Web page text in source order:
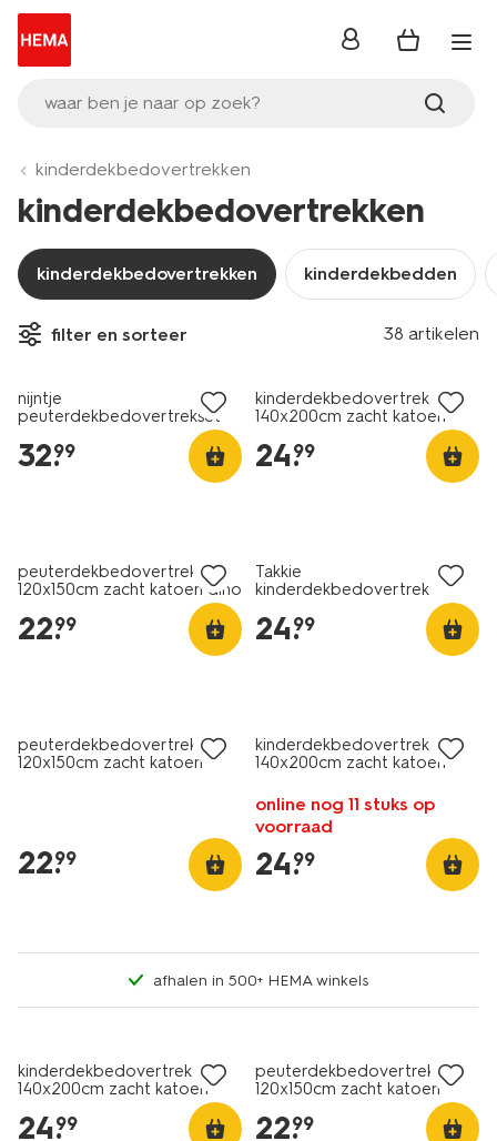
waar ben je naar op zoek?
inloggen
kinderdekbedovertrekken
kinderdekbedovertrekken
kinderdekbedovertrekken kinderdekbedden
filter en sorteer 38 artikelen
nijntje
peuterdekbedovertrekset
120x150cm zacht katoen met
poppenslaapzakje
32.
99
kinderdekbedovertrek
140x200cm zacht katoen
24.
99
peuterdekbedovertrek
120x150cm zacht katoen dino
22.
99
Takkie
kinderdekbedovertrek
140x200cm zacht katoen
24.
99
peuterdekbedovertrek
120x150cm zacht katoen
22.
99
kinderdekbedovertrek
140x200cm zacht katoen
online nog 11 stuks op
voorraad
24.
99
afhalen in 500+ HEMA winkels
kinderdekbedovertrek
140x200cm zacht katoen
24.
99
peuterdekbedovertrek
120x150cm zacht katoen
22.
99